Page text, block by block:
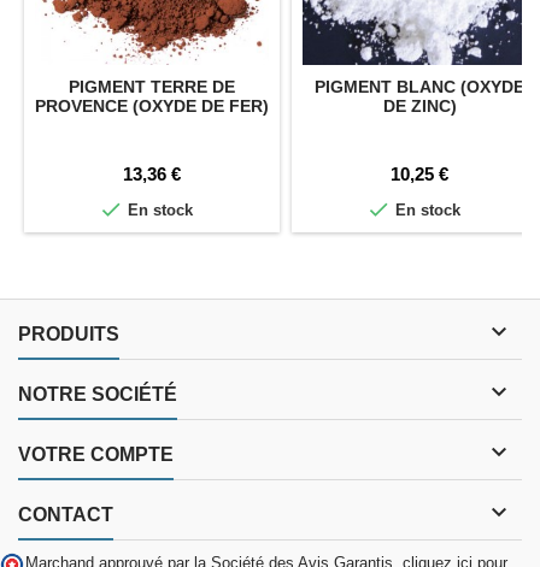
PIGMENT TERRE DE
PROVENCE (OXYDE DE FER)
Prix
13,36 €
 En stock
PIGMENT BLANC (OXYDE
DE ZINC)
Prix
10,25 €
 En stock
PRODUITS 
NOTRE SOCIÉTÉ 
VOTRE COMPTE 
CONTACT 
Marchand approuvé par la Société des Avis Garantis, cliquez ici pour